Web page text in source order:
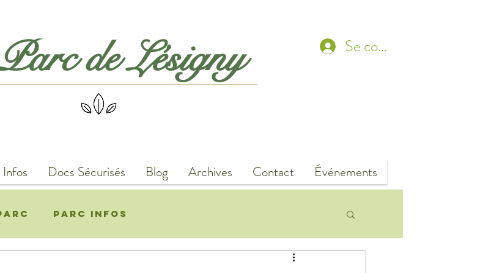
de Lésigny Se connecter
Docs Sécurisés Blog Archives Contact Événements
Parc Infos